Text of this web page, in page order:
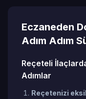
Eczaneden
Adım Adım
Reçeteli
Adımlar
Reçetenizi